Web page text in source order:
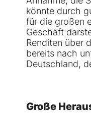
könnte durch
für die großen
Geschäft
Renditen über
bereits nach
Deutschland,
Große